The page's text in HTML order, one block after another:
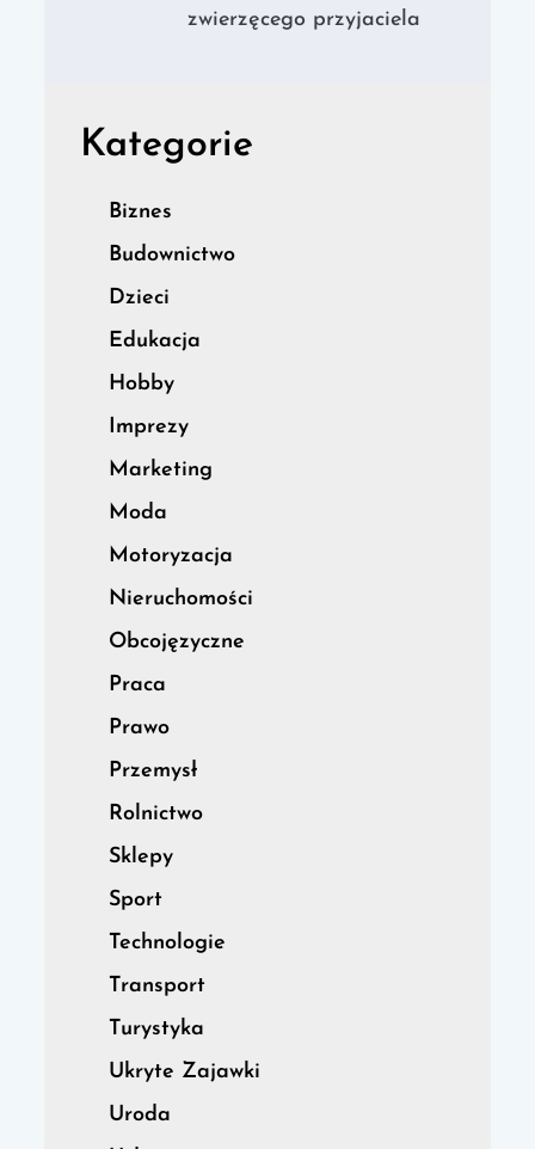
zwierzęcego przyjaciela
Kategorie
Biznes
Budownictwo
Dzieci
Edukacja
Hobby
Imprezy
Marketing
Moda
Motoryzacja
Nieruchomości
Obcojęzyczne
Praca
Prawo
Przemysł
Rolnictwo
Sklepy
Sport
Technologie
Transport
Turystyka
Ukryte Zajawki
Uroda